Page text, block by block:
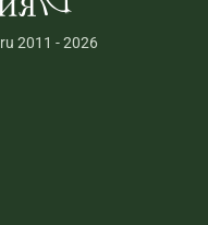
2011 - 2026